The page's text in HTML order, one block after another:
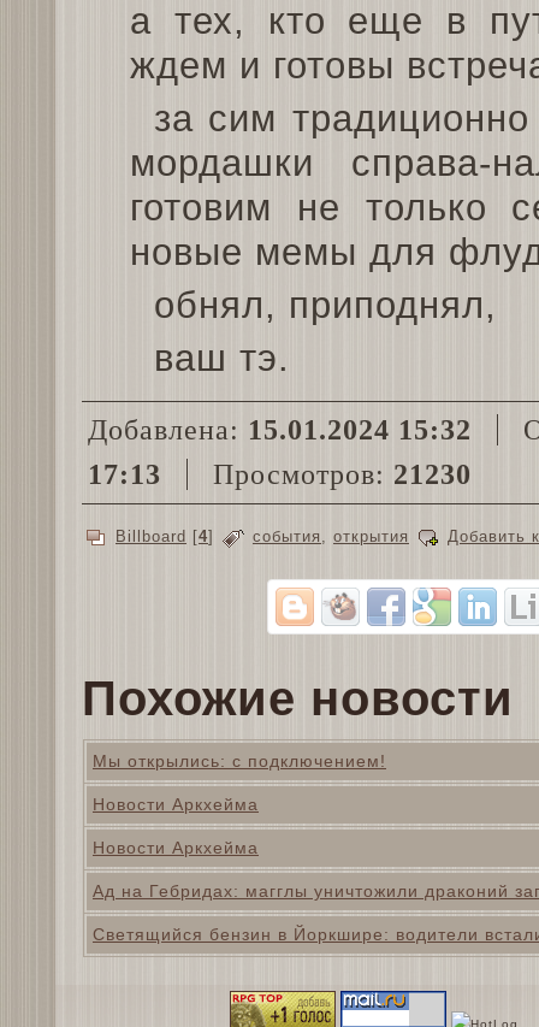
а тех, кто еще в
ждем и готовы
за сим
мордашки
готовим не только
новые мемы для
обнял, приподнял,
ваш тэ.
Добавлена: 15.01.2024 15:32
17:13
Просмотров: 21230
Billboard [4] события , открытия Добавить
Похожие новости
Мы открылись: с подключением!
Новости Аркхейма
Новости Аркхейма
Ад на Гебридах: магглы уничтожили драконий
Светящийся бензин в Йоркшире: водители